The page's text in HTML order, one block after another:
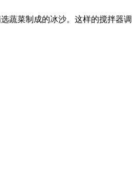
蔬菜制成的冰沙。这样的搅拌器调